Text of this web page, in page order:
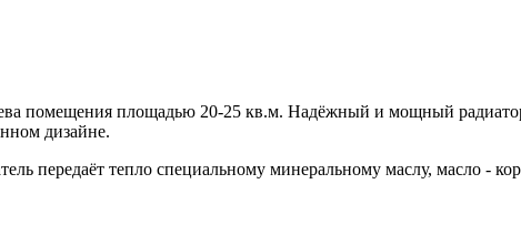
помещения площадью 20-25 кв.м. Надёжный и мощный
дизайне.
передаёт тепло специальному минеральному маслу, масло -